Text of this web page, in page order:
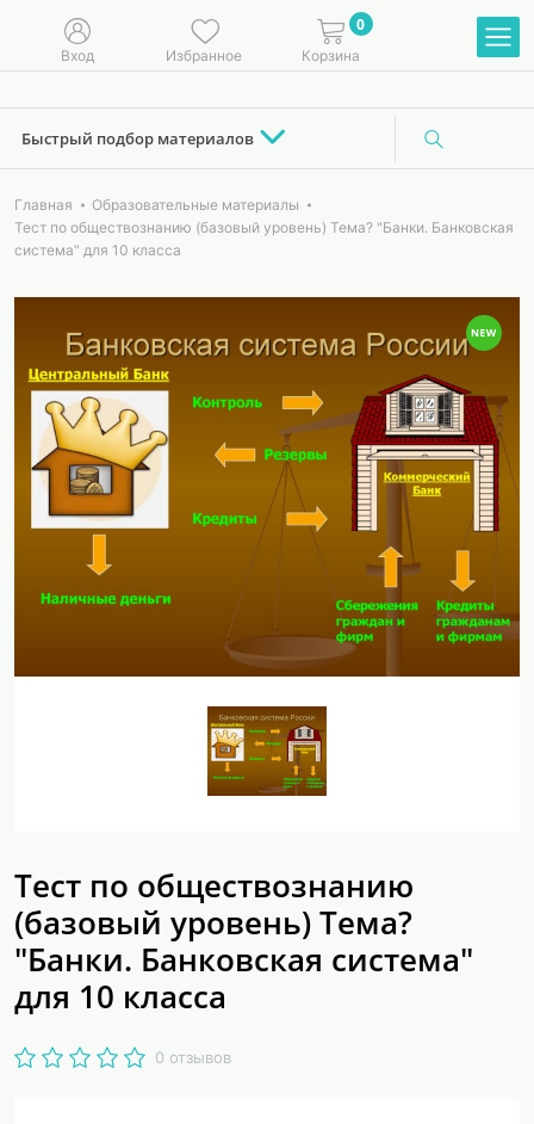
Вход Избранное
0
Корзина
Быстрый подбор материалов
Главная
Образовательные материалы
Тест по обществознанию (базовый уровень) Тема? "Банки. Банковская
система" для 10 класса
Тест по обществознанию
(базовый уровень) Тема?
"Банки. Банковская система"
для 10 класса
0 отзывов